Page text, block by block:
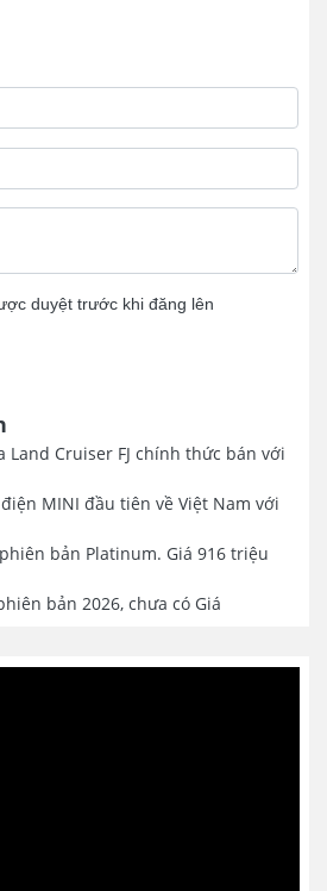
duyệt trước khi đăng lên
Land Cruiser FJ chính thức bán với
MINI đầu tiên về Việt Nam với
bản Platinum. Giá 916 triệu
bản 2026, chưa có Giá